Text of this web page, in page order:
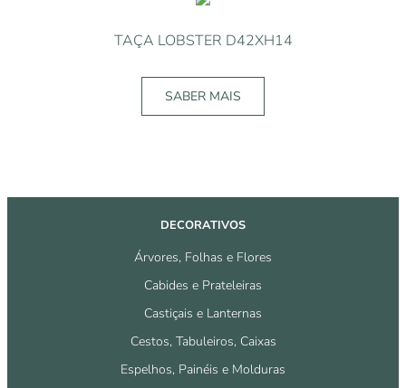
TAÇA LOBSTER D42XH14
SABER MAIS
DECORATIVOS
Árvores, Folhas e Flores
Cabides e Prateleiras
Castiçais e Lanternas
Cestos, Tabuleiros, Caixas
Espelhos, Painéis e Molduras